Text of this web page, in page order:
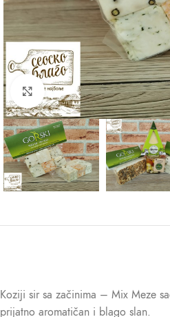
Kliknite za uvećanje
Koziji sir sa začinima – Mix Meze
prijatno aromatičan i blago slan.